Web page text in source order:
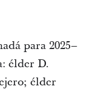
para 2025–
élder D.
élder